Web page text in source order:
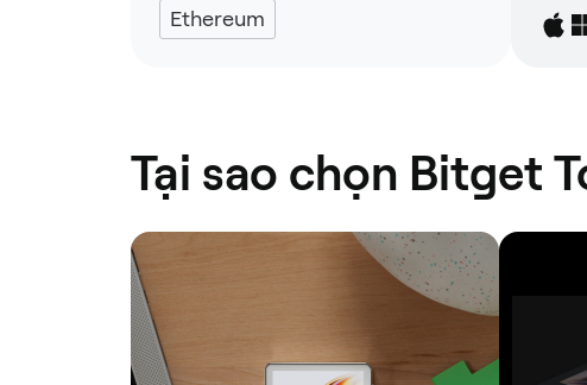
Ethereum
Tại sao chọn Bitget